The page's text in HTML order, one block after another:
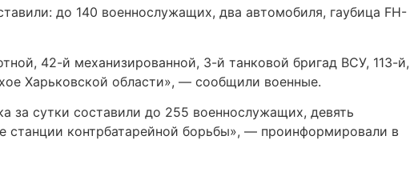
до 140 военнослужащих, два автомобиля, гаубица FH-
42-й механизированной, 3-й танковой бригад ВСУ, 113-й,
Харьковской области», — сообщили военные.
за сутки составили до 255 военнослужащих, девять
станции контрбатарейной борьбы», — проинформировали в